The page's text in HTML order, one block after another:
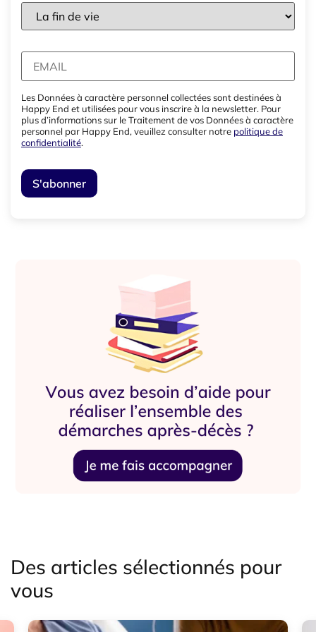
Les Données à caractère personnel collectées sont destinées à
Happy End et utilisées pour vous inscrire à la newsletter. Pour
plus d’informations sur le Traitement de vos Données à caractère
personnel par Happy End, veuillez consulter notre politique de
confidentialité.
Des articles sélectionnés pour
vous